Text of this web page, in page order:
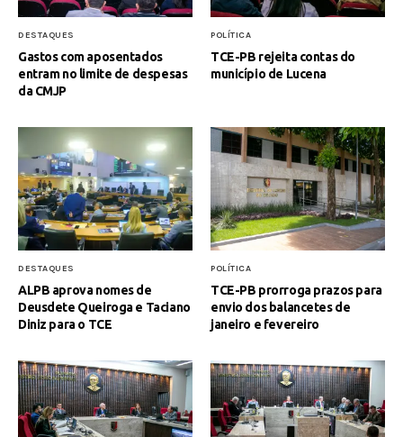
DESTAQUES
Gastos com aposentados
entram no limite de despesas
da CMJP
POLÍTICA
TCE-PB rejeita contas do
município de Lucena
DESTAQUES
ALPB aprova nomes de
Deusdete Queiroga e Taciano
Diniz para o TCE
POLÍTICA
TCE-PB prorroga prazos para
envio dos balancetes de
janeiro e fevereiro